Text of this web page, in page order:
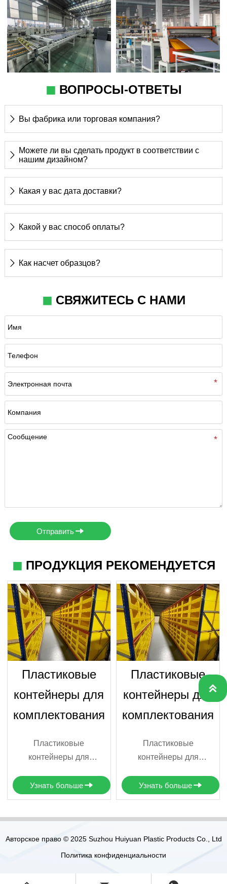
◼ ВОПРОСЫ-ОТВЕТЫ
 Вы фабрика или торговая компания?
Мы' профессиональный производитель и
производственная мощность 120 тонн в день

Можете ли вы сделать продукт в соответствии с
нашим дизайном?
 Какая у вас дата доставки?
 Какой у вас способ оплаты?
 Как насчет образцов?
простой сложностью образца, а стоимость
доставки должна быть оплачена клиентом.
◼ СВЯЖИТЕСЬ С НАМИ
Отправить
◼ ПРОДУКЦИЯ РЕКОМЕНДУЕТСЯ
Пластиковые
контейнеры для
комплектования
Пластиковые
контейнеры для
удобные, прочные и
многоразовые ёмкости,
и в зонах логистики для
сбора и сортировки
организовать быструю и
Узнать больше
Пластиковые
контейнеры для
комплектования
Пластиковые
контейнеры для
удобные, прочные и
многоразовые ёмкости,
и в зонах логистики для
сбора и сортировки
организовать быструю и
Узнать больше
Авторское право © 2025 Suzhou Huiyuan Plastic Products Co., Ltd
Политика конфиденциальности
